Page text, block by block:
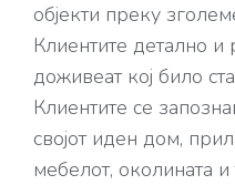
објекти преку
Клиентите детално
доживеат кој било
Клиентите се
својот иден дом,
мебелот, околината